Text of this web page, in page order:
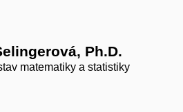
Ph.D.
matematiky a statistiky